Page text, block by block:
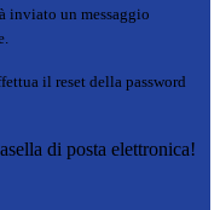
inviato un messaggio
il reset della password
di posta elettronica!